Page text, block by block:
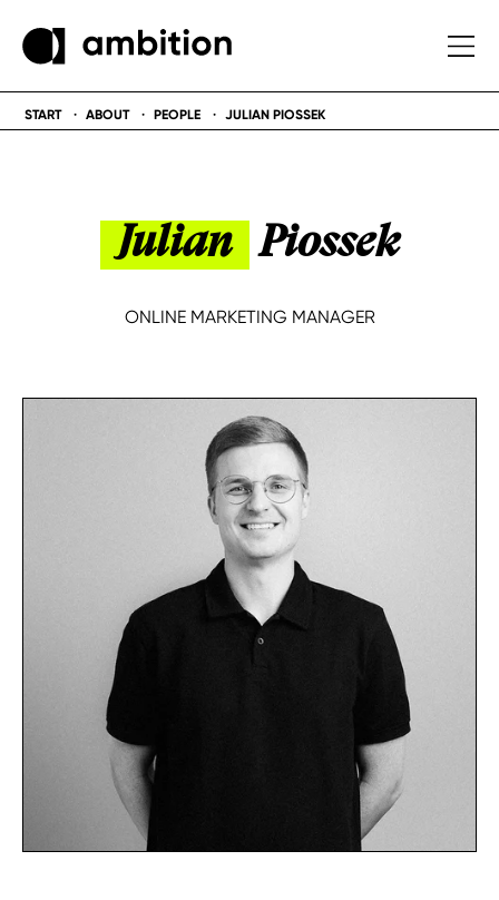
START ABOUT PEOPLE JULIAN PIOSSEK
Julian Piossek
ONLINE MARKETING MANAGER